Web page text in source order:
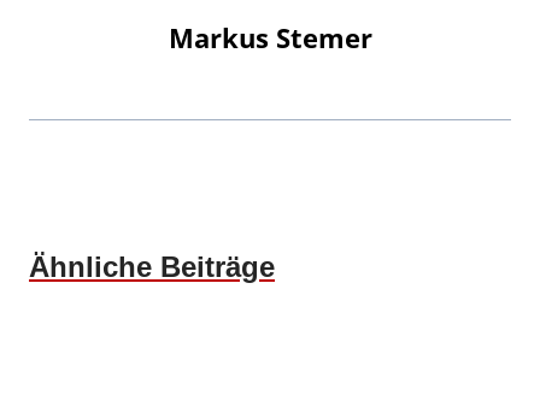
Markus Stemer
Ähnliche Beiträge